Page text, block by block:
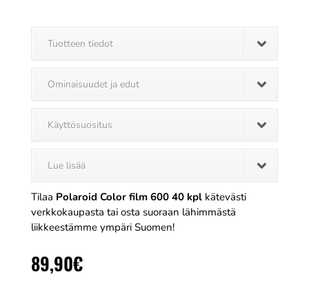
Tuotteen tiedot
Ominaisuudet ja edut
Käyttösuositus
Lue lisää
Tilaa Polaroid Color film 600 40 kplkätevästi
verkkokaupasta tai osta suoraan lähimmästä
liikkeestämme ympäri Suomen!
89,90€